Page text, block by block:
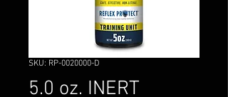
SKU: RP-0020000-D
5.0 oz. INERT